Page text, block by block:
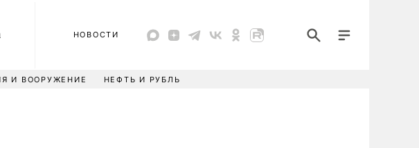
НОВОСТИ
И ВООРУЖЕНИЕ НЕФТЬ И РУБЛЬ